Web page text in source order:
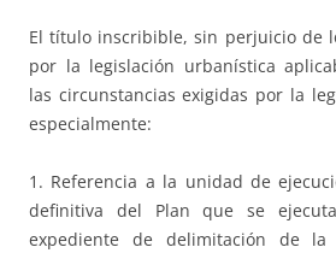
El título inscribible, sin perjuicio de
por la legislación urbanística
las circunstancias exigidas por la
especialmente:
1. Referencia a la unidad de
definitiva del Plan que se
expediente de delimitación de